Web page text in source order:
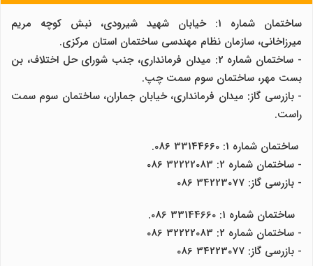
ساختمان شماره 1: خیابان شهید شیرودی، نبش کوچه مریم
میرزاخانی، سازمان نظام مهندسی ساختمان استان مرکزی.
- ساختمان شماره 2: میدان فرمانداری، جنب شورای حل اختلاف، بن
بست مهر، ساختمان سوم سمت چپ.
- بازرسی گاز: میدان فرمانداری، خیابان جماران، ساختمان سوم سمت
راست.
ساختمان شماره 1: 33144660 086.
- ساختمان شماره 2: 32222083 086
- بازرسی گاز: 34223077 086
ساختمان شماره 1: 33144660 086.
- ساختمان شماره 2: 32222083 086
- بازرسی گاز: 34223077 086